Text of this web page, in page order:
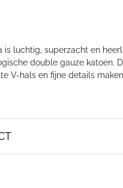
is luchtig, superzacht en
double gauze katoen.
V-hals en fijne details